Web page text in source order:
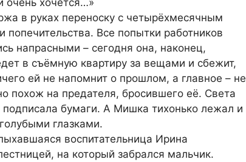
в руках переноску с четырёхмесячным
Все попытки работников
напрасными – сегодня она, наконец,
в съёмную квартиру за вещами и сбежит,
ей не напомнит о прошлом, а главное – не
похож на предателя, бросившего её. Света
подписала бумаги. А Мишка тихонько лежал и
глазками.
воспитательница Ирина
на который забрался мальчик.